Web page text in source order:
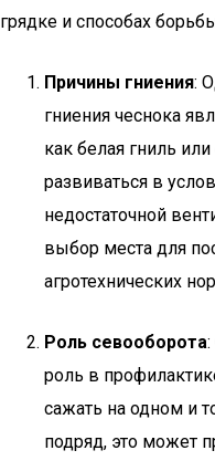
грядке и способах
Причины гниения:
гниения чеснока
как белая гниль
развиваться в
недостаточной
выбор места для
агротехнических
Роль севооборота
роль в
сажать на одном и
подряд, это может